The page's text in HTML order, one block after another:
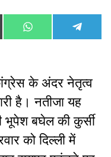
Share
on
WhatsAppShare
on
के अंदर नेतृत्व
है। नतीजा यह
भूपेश बघेल की कुर्सी
को दिल्ली में